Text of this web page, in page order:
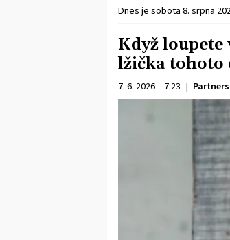
Dnes je sobota 8. srpna
Když loupete
lžička tohoto
7. 6. 2026 – 7:23 |